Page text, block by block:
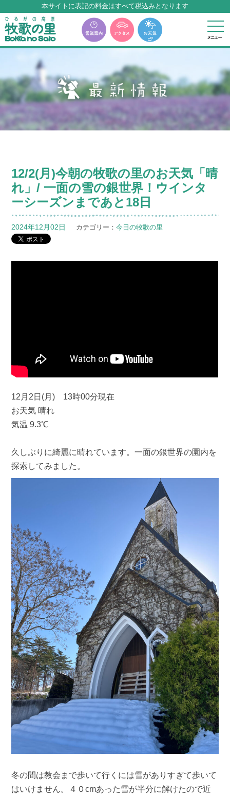
牧歌の里温泉『牧華』は12月中旬まで休館いたします。
12/2(月)今朝の牧歌の里のお天気「晴
れ」/ 一面の雪の銀世界！ウインタ
ーシーズンまであと18日
2024年12月02日 カテゴリー：今日の牧歌の里
12月2日(月) 13時00分現在
お天気 晴れ
気温 9.3℃
久しぶりに綺麗に晴れています。一面の銀世界の園内を
探索してみました。
冬の間は教会まで歩いて行くには雪がありすぎて歩いて
はいけません。４０cmあった雪が半分に解けたので近